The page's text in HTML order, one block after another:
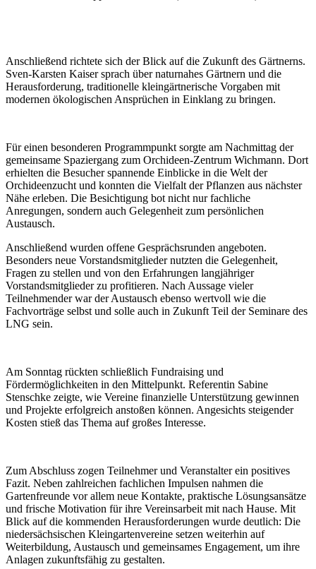
Anschließend richtete sich der Blick auf die Zukunft des Gärtnerns.
Sven-Karsten Kaiser sprach über naturnahes Gärtnern und die
Herausforderung, traditionelle kleingärtnerische Vorgaben mit
modernen ökologischen Ansprüchen in Einklang zu bringen.
Für einen besonderen Programmpunkt sorgte am Nachmittag der
gemeinsame Spaziergang zum Orchideen-Zentrum Wichmann. Dort
erhielten die Besucher spannende Einblicke in die Welt der
Orchideenzucht und konnten die Vielfalt der Pflanzen aus nächster
Nähe erleben. Die Besichtigung bot nicht nur fachliche
Anregungen, sondern auch Gelegenheit zum persönlichen
Austausch.
Anschließend wurden offene Gesprächsrunden angeboten.
Besonders neue Vorstandsmitglieder nutzten die Gelegenheit,
Fragen zu stellen und von den Erfahrungen langjähriger
Vorstandsmitglieder zu profitieren. Nach Aussage vieler
Teilnehmender war der Austausch ebenso wertvoll wie die
Fachvorträge selbst und solle auch in Zukunft Teil der Seminare des
LNG sein.
Am Sonntag rückten schließlich Fundraising und
Fördermöglichkeiten in den Mittelpunkt. Referentin Sabine
Stenschke zeigte, wie Vereine finanzielle Unterstützung gewinnen
und Projekte erfolgreich anstoßen können. Angesichts steigender
Kosten stieß das Thema auf großes Interesse.
Zum Abschluss zogen Teilnehmer und Veranstalter ein positives
Fazit. Neben zahlreichen fachlichen Impulsen nahmen die
Gartenfreunde vor allem neue Kontakte, praktische Lösungsansätze
und frische Motivation für ihre Vereinsarbeit mit nach Hause. Mit
Blick auf die kommenden Herausforderungen wurde deutlich: Die
niedersächsischen Kleingartenvereine setzen weiterhin auf
Weiterbildung, Austausch und gemeinsames Engagement, um ihre
Anlagen zukunftsfähig zu gestalten.